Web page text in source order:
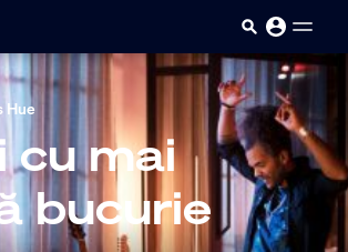
Hue
cu mai
bucurie